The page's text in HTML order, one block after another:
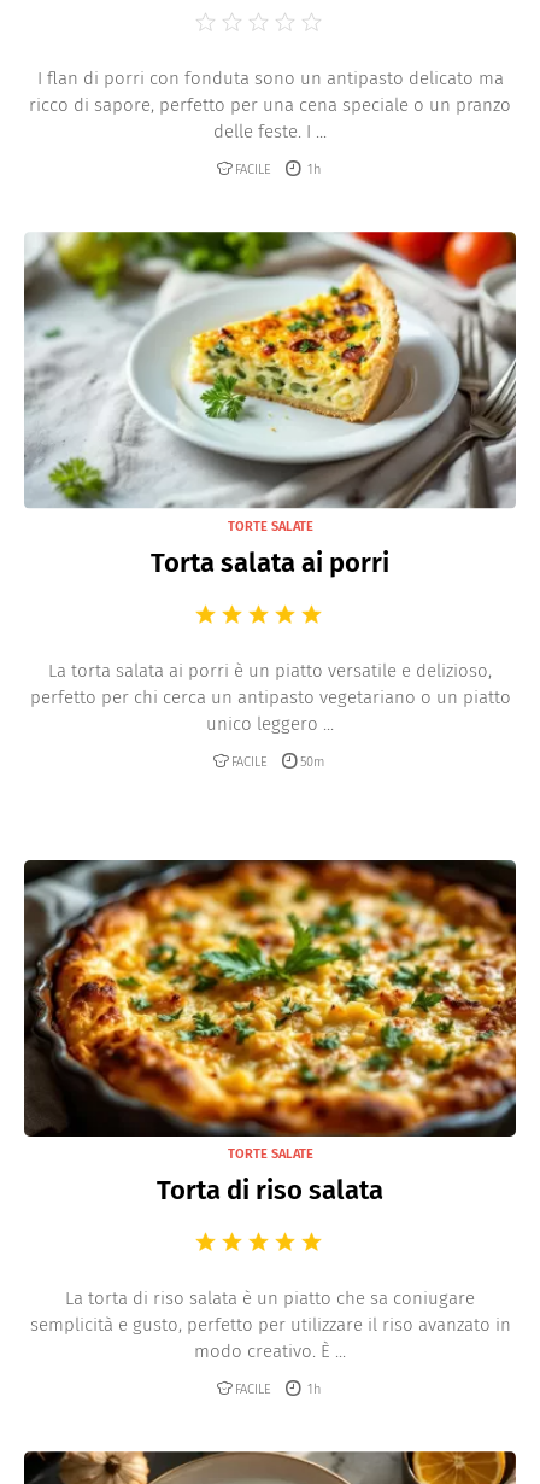
I flan di porri con fonduta sono un antipasto delicato ma
ricco di sapore, perfetto per una cena speciale o un pranzo
delle feste. I ...
FACILE 1h
TORTE SALATE
Torta salata ai porri
La torta salata ai porri è un piatto versatile e delizioso,
perfetto per chi cerca un antipasto vegetariano o un piatto
unico leggero ...
FACILE 50m
TORTE SALATE
Torta di riso salata
La torta di riso salata è un piatto che sa coniugare
semplicità e gusto, perfetto per utilizzare il riso avanzato in
modo creativo. È ...
FACILE 1h